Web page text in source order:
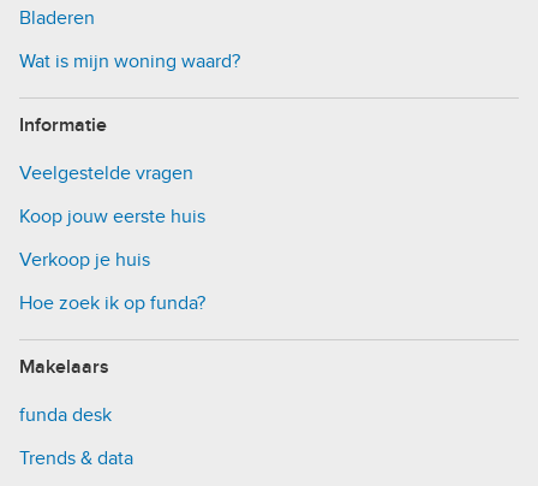
Bladeren
Wat is mijn woning waard?
Informatie
Veelgestelde vragen
Koop jouw eerste huis
Verkoop je huis
Hoe zoek ik op funda?
Makelaars
funda desk
Trends & data